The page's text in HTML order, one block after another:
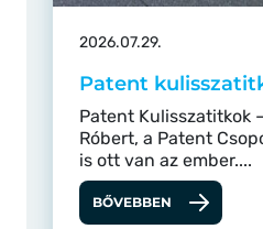
2026.07.29.
Patent
Patent Kulisszatitkok
Róbert, a Patent
is ott van az ember....
BŐVEBBEN